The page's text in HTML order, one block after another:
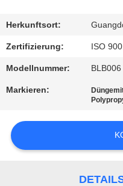
REFERENZEN
SITEMAP
PRIVACY
POLICY
Herkunftsort:
Zertifizierung: ISO
Modellnummer: BLB006
Markieren: